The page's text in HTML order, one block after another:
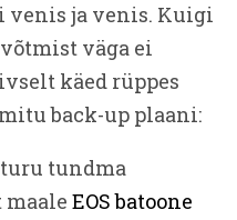
ja venis. Kuigi
väga ei
käed rüppes
back-up plaani:
tundma
EOS batoone